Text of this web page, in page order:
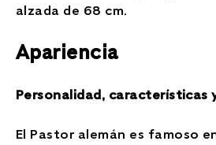
alzada de 68 cm.
Apariencia
Personalidad, características
El Pastor alemán es famoso